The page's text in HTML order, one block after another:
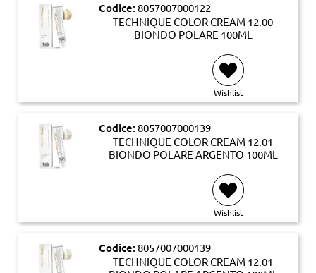
Codice: 8057007000122
TECHNIQUE COLOR CREAM 12.00
BIONDO POLARE 100ML
Wishlist
Codice: 8057007000139
TECHNIQUE COLOR CREAM 12.01
BIONDO POLARE ARGENTO 100ML
Wishlist
Codice: 8057007000139
TECHNIQUE COLOR CREAM 12.01